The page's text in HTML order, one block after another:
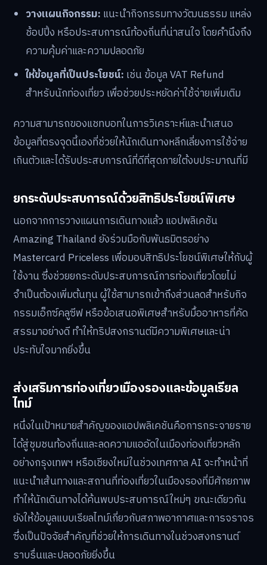
วางแผนกิจกรรม: แนะนำกิจกรรมทางวัฒนธรรม แหล่ง
ช้อปปิ้ง หรือประสบการณ์ท้องถิ่นที่น่าสนใจ โดยคำนึงถึง
ความคุ้มค่าและความปลอดภัย
ให้ข้อมูลที่เป็นประโยชน์: เช่น ข้อมูล VAT Refund
สำหรับนักท่องเที่ยว เพื่อช่วยประหยัดค่าใช้จ่ายเพิ่มเติม
ความสามารถของแชทบอทในการวิเคราะห์และนำเสนอ
ข้อมูลที่ตรงจุดนี้เองที่ช่วยให้นักเดินทางหลีกเลี่ยงการใช้จ่าย
เกินตัวและได้รับประสบการณ์ที่ดีที่สุดภายใต้งบประมาณที่มี
ยกระดับประสบการณ์ด้วยสิทธิประโยชน์พิเศษ
นอกจากการวางแผนการเดินทางแล้ว แอปพลิเคชัน
Amazing Thailand ยังร่วมมือกับพันธมิตรอย่าง
Mastercard Priceless เพื่อมอบสิทธิประโยชน์พิเศษให้กับผู้
ใช้งาน ซึ่งช่วยยกระดับประสบการณ์การท่องเที่ยวโดยไม่
จำเป็นต้องเพิ่มต้นทุน ผู้ใช้สามารถเข้าถึงส่วนลดสำหรับกิจ
กรรมเอ็กซ์คลูซีฟ หรือข้อเสนอพิเศษสำหรับมื้ออาหารที่คัด
สรรมาอย่างดี ทำให้ทริปสงกรานต์มีความพิเศษและน่า
ประทับใจมากยิ่งขึ้น
ส่งเสริมการท่องเที่ยวเมืองรองและข้อมูลเรียล
ไทม์
หนึ่งในเป้าหมายสำคัญของแอปพลิเคชันคือการกระจายราย
ได้สู่ชุมชนท้องถิ่นและลดความแออัดในเมืองท่องเที่ยวหลัก
อย่างกรุงเทพฯ หรือเชียงใหม่ในช่วงเทศกาล AI จะทำหน้าที่
แนะนำเส้นทางและสถานที่ท่องเที่ยวในเมืองรองที่มีศักยภาพ
ทำให้นักเดินทางได้ค้นพบประสบการณ์ใหม่ๆ ขณะเดียวกัน
ยังให้ข้อมูลแบบเรียลไทม์เกี่ยวกับสภาพอากาศและการจราจร
ซึ่งเป็นปัจจัยสำคัญที่ช่วยให้การเดินทางในช่วงสงกรานต์
ราบรื่นและปลอดภัยยิ่งขึ้น